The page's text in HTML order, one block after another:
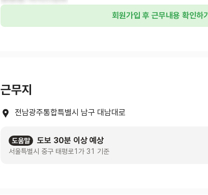
회원가입 후 근무내용 확인하기
근무지
전남광주통합특별시 남구 대남대로
도움말 도보 30분 이상 예상
서울특별시 중구 태평로1가 31 기준